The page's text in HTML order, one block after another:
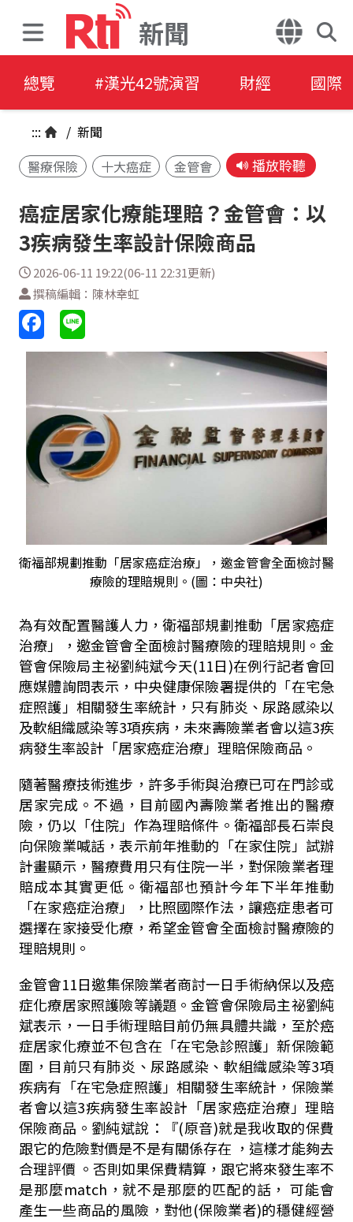
新聞
總覽 #漢光42號演習 財經 國際
::: / 新聞
醫療保險
十大癌症 金管會 播放聆聽
癌症居家化療能理賠？金管會：以
3疾病發生率設計保險商品
2026-06-11 19:22(06-11 22:31更新)
撰稿編輯：陳林幸虹
衛福部規劃推動「居家癌症治療」，邀金管會全面檢討醫
療險的理賠規則。(圖：中央社)
為有效配置醫護人力，衛福部規劃推動「居家癌症
治療」，邀金管會全面檢討醫療險的理賠規則。金
管會保險局主祕劉純斌今天(11日)在例行記者會回
應媒體詢問表示，中央健康保險署提供的「在宅急
症照護」相關發生率統計，只有肺炎、尿路感染以
及軟組織感染等3項疾病，未來壽險業者會以這3疾
病發生率設計「居家癌症治療」理賠保險商品。
隨著醫療技術進步，許多手術與治療已可在門診或
居家完成。不過，目前國內壽險業者推出的醫療
險，仍以「住院」作為理賠條件。衛福部長石崇良
向保險業喊話，表示前年推動的「在家住院」試辦
計畫顯示，醫療費用只有住院一半，對保險業者理
賠成本其實更低。衛福部也預計今年下半年推動
「在家癌症治療」，比照國際作法，讓癌症患者可
選擇在家接受化療，希望金管會全面檢討醫療險的
理賠規則。
金管會11日邀集保險業者商討一日手術納保以及癌
症化療居家照護險等議題。金管會保險局主祕劉純
斌表示，一日手術理賠目前仍無具體共識，至於癌
症居家化療並不包含在「在宅急診照護」新保險範
圍，目前只有肺炎、尿路感染、軟組織感染等3項
疾病有「在宅急症照護」相關發生率統計，保險業
者會以這3疾病發生率設計「居家癌症治療」理賠
保險商品。劉純斌說：『(原音)就是我收取的保費
跟它的危險對價是不是有關係存在 ，這樣才能夠去
合理評價 。否則如果保費精算，跟它將來發生率不
是那麼match，就不是那麼的匹配的話， 可能會
產生一些商品的風險，對他(保險業者)的穩健經營